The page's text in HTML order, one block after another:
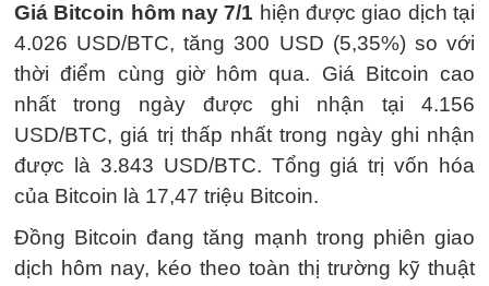
Giá Bitcoin hôm nay 7/1 hiện được giao dịch tại
4.026 USD/BTC, tăng 300 USD (5,35%) so với
thời điểm cùng giờ hôm qua. Giá Bitcoin cao
nhất trong ngày được ghi nhận tại 4.156
USD/BTC, giá trị thấp nhất trong ngày ghi nhận
được là 3.843 USD/BTC. Tổng giá trị vốn hóa
của Bitcoin là 17,47 triệu Bitcoin.
Đồng Bitcoin đang tăng mạnh trong phiên giao
dịch hôm nay, kéo theo toàn thị trường kỹ thuật